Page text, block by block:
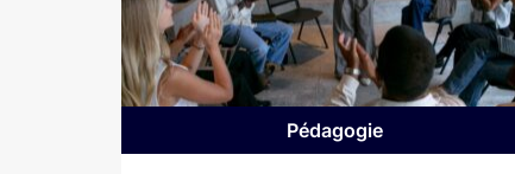
Pédagogie